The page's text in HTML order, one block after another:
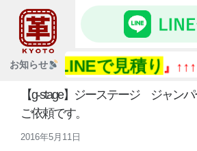
お知らせ
『LINEで見積り』↑↑↑実施
【g-stage】ジーステージ ジャン
ご依頼です。
2016年5月11日